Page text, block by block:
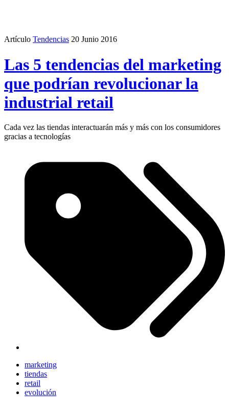
Artículo Tendencias 20 Junio 2016
Las 5 tendencias del marketing
que podrían revolucionar la
industrial retail
Cada vez las tiendas interactuarán más y más con los consumidores
gracias a tecnologías
marketing
tiendas
retail
evolución